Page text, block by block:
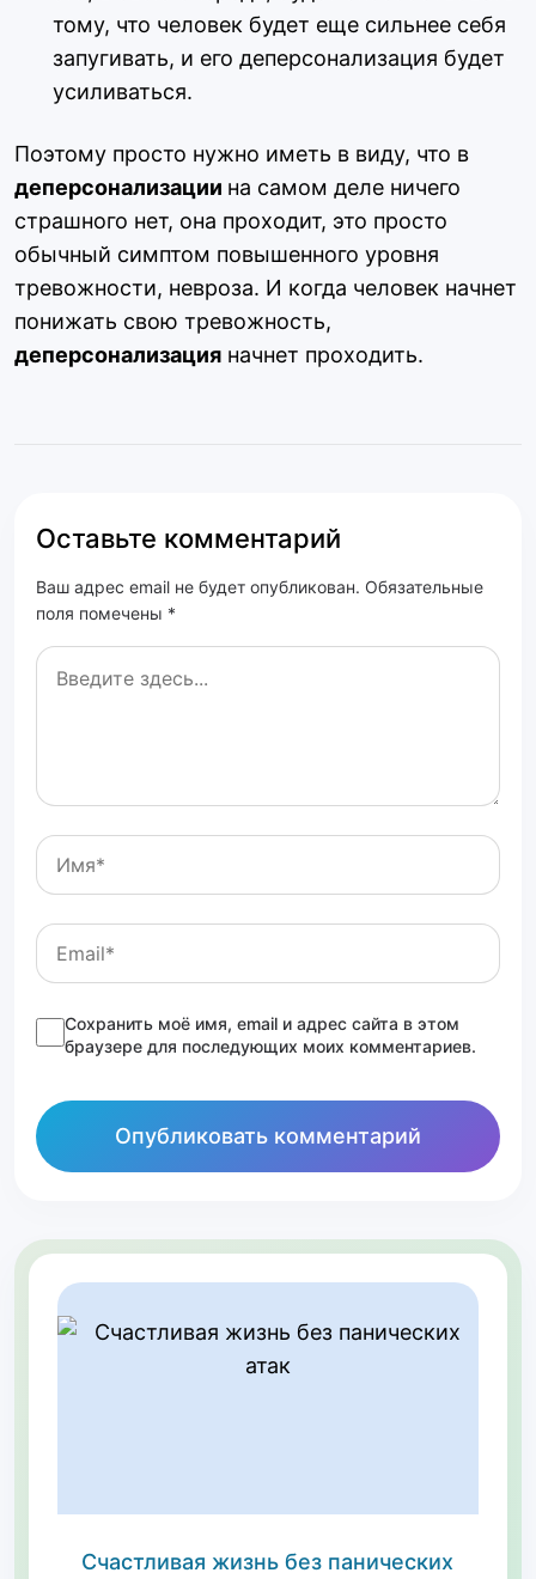
тому, что человек будет еще сильнее себя
запугивать, и его деперсонализация будет
усиливаться.
Поэтому просто нужно иметь в виду, что в
деперсонализации на самом деле ничего
страшного нет, она проходит, это просто
обычный симптом повышенного уровня
тревожности, невроза. И когда человек начнет
понижать свою тревожность,
деперсонализация начнет проходить.
Оставьте комментарий
Ваш адрес email не будет опубликован. Обязательные
поля помечены *
Сохранить моё имя, email и адрес сайта в этом
браузере для последующих моих комментариев.
Счастливая жизнь без панических